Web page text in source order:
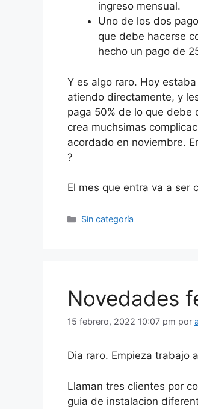
ingreso mensual.
Uno de los dos
que debe hacerse
hecho un pago de
Y es algo raro. Hoy
atiendo directamente, y
paga 50% de lo que debe
crea muchsimas
acordado en noviembre.
?
El mes que entra va a ser
Categorías
Sin categoría
Novedades
15 febrero, 2022 10:07 pm por
Dia raro. Empieza trabajo
Llaman tres clientes por
guia de instalacion